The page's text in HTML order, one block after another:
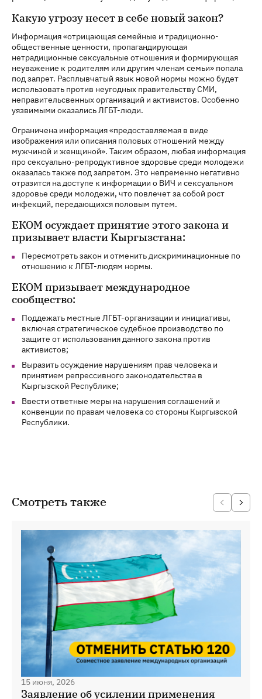
Какую угрозу несет в себе новый закон?
Информация «отрицающая семейные и традиционно-
общественные ценности, пропагандирующая
нетрадиционные сексуальные отношения и формирующая
неуважение к родителям или другим членам семьи» попала
под запрет. Расплывчатый язык новой нормы можно будет
использовать против неугодных правительству СМИ,
неправительсвенных организаций и активистов. Особенно
уязвимыми оказались ЛГБТ-люди.
Ограничена информация «предоставляемая в виде
изображения или описания половых отношений между
мужчиной и женщиной». Таким образом, любая информация
про сексуально-репродуктивное здоровье среди молодежи
оказалась также под запретом. Это непременно негативно
отразится на доступе к информации о ВИЧ и сексуальном
здоровье среди молодежи, что повлечет за собой рост
инфекций, передающихся половым путем.
ЕКОМ осуждает принятие этого закона и
призывает власти Кыргызстана:
Пересмотреть закон и отменить дискриминационные по
отношению к ЛГБТ-людям нормы.
ЕКОМ призывает международное
сообщество:
Поддежать местные ЛГБТ-организации и инициативы,
включая стратегическое судебное производство по
защите от использования данного закона против
активистов;
Выразить осуждение нарушениям прав человека и
принятием репрессивного законодательства в
Кыргызской Республике;
Ввести ответные меры на нарушения соглашений и
конвенции по правам человека со стороны Кыргызской
Республики.
Смотреть также
15 июня, 2026
Заявление об усилении применения